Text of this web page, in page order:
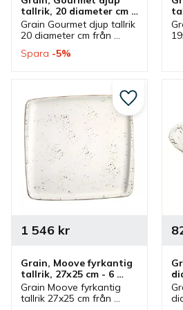
tallrik, 20 diameter cm -
12 st/fp
Grain Gourmet djup tallrik
20 diameter cm från
serie där flera delar
Spara 5%
Grain, Moove fyrkantig
tallrik, 27x25 cm - 6
st/fp
Grain Moove fyrkantig
tallrik 27x25 cm från
1 546kr
Lägg till i